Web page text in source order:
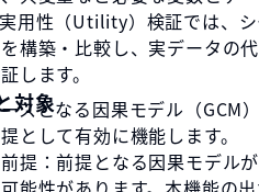
用性（Utility）検証では、
構築・比較し、実データの
します。
対象
スとなる因果モデル（GCM
として有効に機能します。
提：前提となる因果モデル